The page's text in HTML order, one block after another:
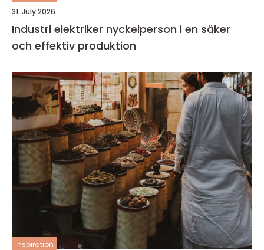
31. July 2026
Industri elektriker nyckelperson i en säker
och effektiv produktion
inspiration